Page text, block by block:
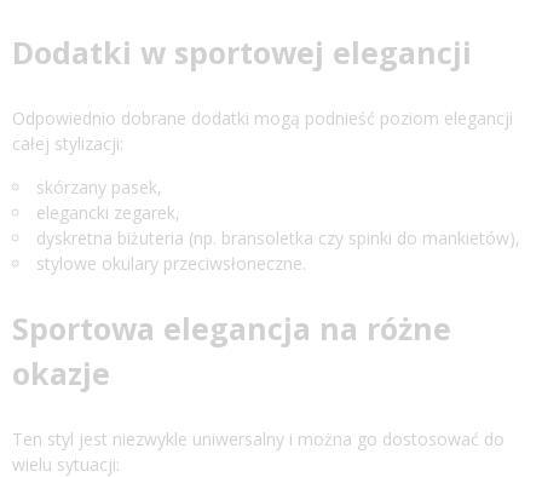
Dodatki w sportowej elegancji
Odpowiednio dobrane dodatki mogą podnieść poziom elegancji
całej stylizacji:
skórzany pasek,
elegancki zegarek,
dyskretna biżuteria (np. bransoletka czy spinki do mankietów),
stylowe okulary przeciwsłoneczne.
Sportowa elegancja na różne
okazje
Ten styl jest niezwykle uniwersalny i można go dostosować do
wielu sytuacji: